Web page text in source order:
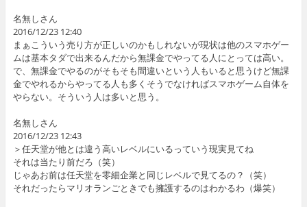
名無しさん
2016/12/23 12:40
まぁこういう売り方が正しいのかもしれないが現状は他のスマホゲー
ムは基本タダで出来るんだから無課金でやってる人にとっては高い。
で、無課金でやるのがそもそも間違いという人もいると思うけど無課
金でやれるからやってる人も多くそうでなければスマホゲーム自体を
やらない。そういう人は多いと思う。
名無しさん
2016/12/23 12:43
＞任天堂が他とは違う高いレベルにいるっていう現実見てね
それは当たり前だろ（笑）
じゃあお前は任天堂を零細企業と同じレベルで見てるの？（笑）
それだったらマリオランごときでも擁護するのはわかるわ（爆笑）